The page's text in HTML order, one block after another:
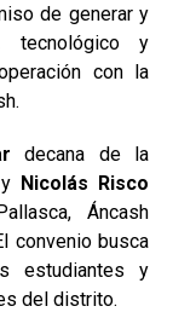
de generar y
tecnológico y
con la
decana de la
Nicolás Risco
Áncash
convenio busca
estudiantes y
del distrito.